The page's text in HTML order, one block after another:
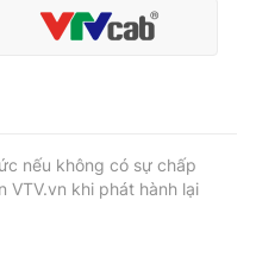
nếu không có sự chấp
VTV.vn khi phát hành lại